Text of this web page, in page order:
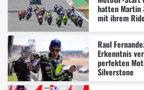
hatten Martin
mit ihrem
Raul
Erkenntnis
perfekten
Silverstone